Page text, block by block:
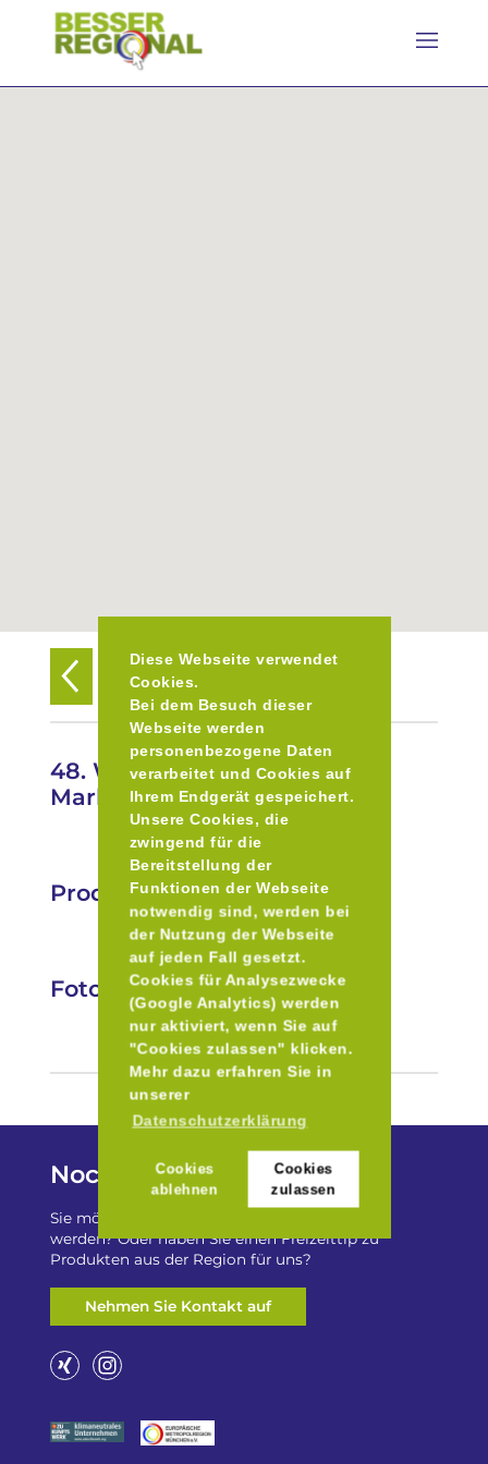
Diese Webseite verwendet
Cookies.
Bei dem Besuch dieser
Webseite werden
personenbezogene Daten
verarbeitet und Cookies auf
Ihrem Endgerät gespeichert.
Unsere Cookies, die
zwingend für die
Bereitstellung der
Funktionen der Webseite
notwendig sind, werden bei
der Nutzung der Webseite
auf jeden Fall gesetzt.
Cookies für Analysezwecke
(Google Analytics) werden
nur aktiviert, wenn Sie auf
"Cookies zulassen" klicken.
Mehr dazu erfahren Sie in
unserer
Datenschutzerklärung
Cookies
ablehnen
Cookies
zulassen
Zurück zur Übersicht
48. Weihnachtsmarkt
Marktoberdorf
Produkte
Fotos
Noch Fragen?
Sie möchten auf „Besser Regional“ gelistet
werden? Oder haben Sie einen Freizeittip zu
Produkten aus der Region für uns?
Nehmen Sie Kontakt auf